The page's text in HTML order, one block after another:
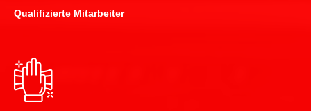
Qualifizierte Mitarbeiter